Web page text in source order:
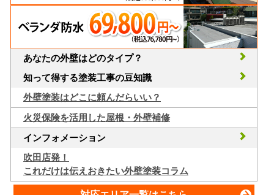
あなたの外壁はどのタイプ？
知って得する塗装工事の豆知識
外壁塗装はどこに頼んだらいい？
火災保険を活用した屋根・外壁補修
インフォメーション
吹田店発！
これだけは伝えおきたい外壁塗装コラム